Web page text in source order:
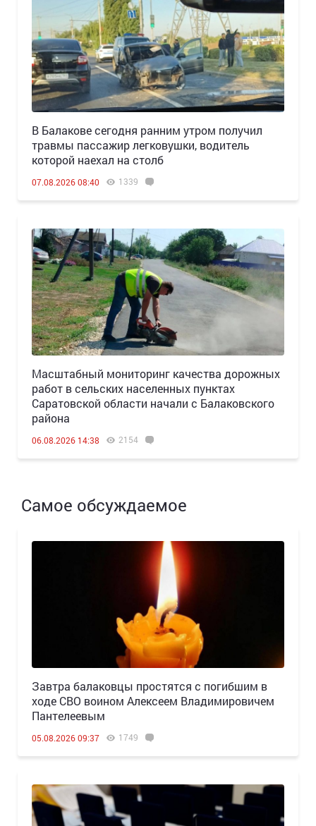
В Балакове сегодня ранним утром получил
травмы пассажир легковушки, водитель
которой наехал на столб
07.08.2026 08:40 1339
Масштабный мониторинг качества дорожных
работ в сельских населенных пунктах
Саратовской области начали с Балаковского
района
06.08.2026 14:38 2154
Самое обсуждаемое
Завтра балаковцы простятся с погибшим в
ходе СВО воином Алексеем Владимировичем
Пантелеевым
05.08.2026 09:37 1749